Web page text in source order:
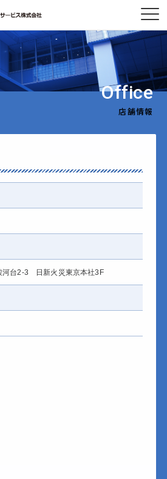
Office
店舗情報
河台2-3 日新火災東京本社3F